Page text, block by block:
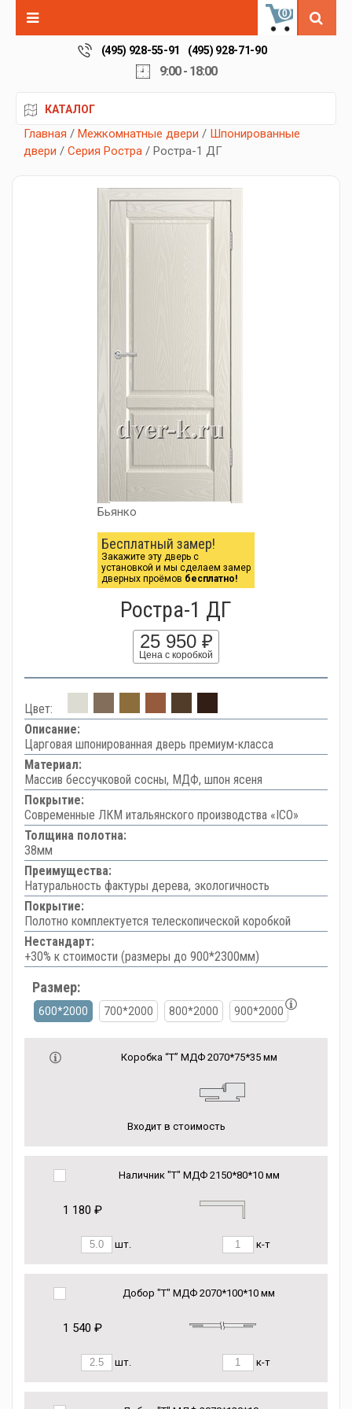
0
(495) 928-55-91 (495) 928-71-90
9:00 - 18:00
КАТАЛОГ
Главная / Межкомнатные двери / Шпонированные
двери / Серия Ростра / Ростра-1 ДГ
Бьянко
Бесплатный замер!
Закажите эту дверь с
установкой и мы сделаем замер
дверных проёмов бесплатно!
Ростра-1 ДГ
25 950 ₽
Цена с коробкой
Цвет:
Описание:
Царговая шпонированная дверь премиум-класса
Материал:
Массив бессучковой сосны, МДФ, шпон ясеня
Покрытие:
Современные ЛКМ итальянского производства «ICO»
Толщина полотна:
38мм
Преимущества:
Натуральность фактуры дерева, экологичность
Покрытие:
Полотно комплектуется телескопической коробкой
Нестандарт:
+30% к стоимости (размеры до 900*2300мм)
Размер:
600*2000 700*2000 800*2000 900*2000
Коробка “Т” МДФ 2070*75*35 мм
Входит в стоимость
Наличник "Т" МДФ 2150*80*10 мм
1 180 ₽
шт. к-т
Добор "Т" МДФ 2070*100*10 мм
1 540 ₽
шт. к-т